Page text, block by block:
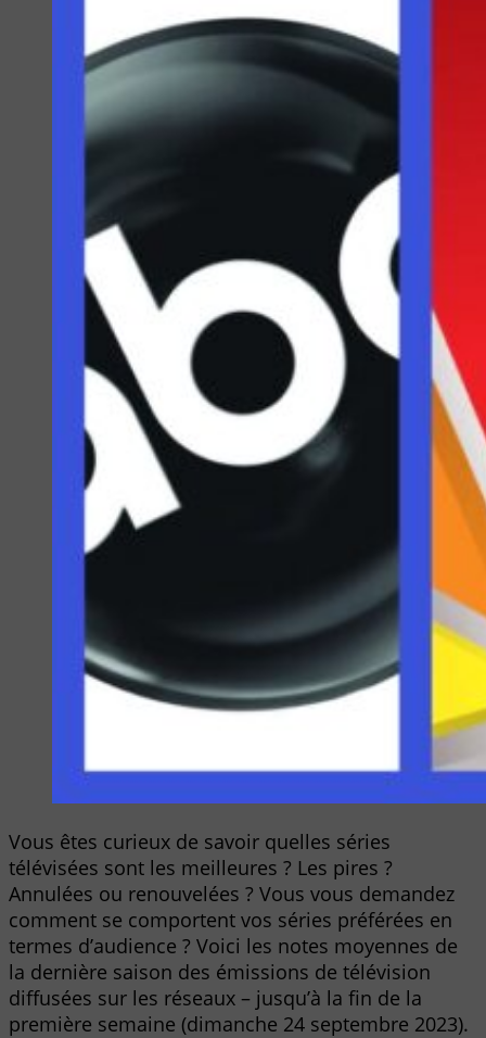
Vous êtes curieux de savoir quelles séries
télévisées sont les meilleures ? Les pires ?
Annulées ou renouvelées ? Vous vous demandez
comment se comportent vos séries préférées en
termes d’audience ? Voici les notes moyennes de
la dernière saison des émissions de télévision
diffusées sur les réseaux – jusqu’à la fin de la
première semaine (dimanche 24 septembre 2023).